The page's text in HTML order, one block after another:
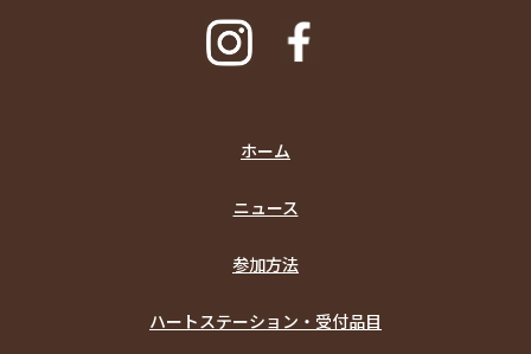
ホーム
ニュース
参加方法
ハートステーション・受付品目